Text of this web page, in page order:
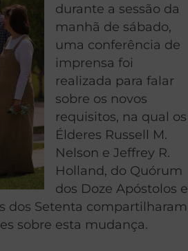
durante a sessão da
manhã de sábado,
uma conferência de
imprensa foi
realizada para falar
sobre os novos
requisitos, na qual os
Élderes Russell M.
Nelson e Jeffrey R.
Holland, do Quórum
dos Doze Apóstolos e
dos Setenta compartilharam
sobre esta mudança.